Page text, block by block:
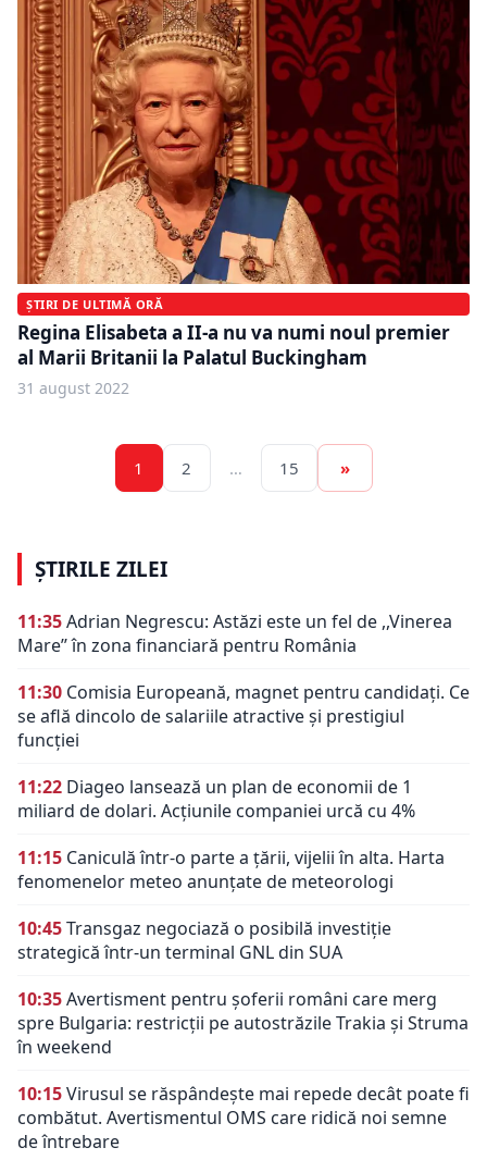
ȘTIRI DE ULTIMĂ ORĂ
Regina Elisabeta a II-a nu va numi noul premier
al Marii Britanii la Palatul Buckingham
31 august 2022
1 2 … 15 »
ȘTIRILE ZILEI
11:35Adrian Negrescu: Astăzi este un fel de ,,Vinerea
Mare’’ în zona financiară pentru România
11:30 Comisia Europeană, magnet pentru candidați. Ce
se află dincolo de salariile atractive și prestigiul
funcției
11:22 Diageo lansează un plan de economii de 1
miliard de dolari. Acțiunile companiei urcă cu 4%
11:15 Caniculă într-o parte a țării, vijelii în alta. Harta
fenomenelor meteo anunțate de meteorologi
10:45Transgaz negociază o posibilă investiție
strategică într-un terminal GNL din SUA
10:35Avertisment pentru șoferii români care merg
spre Bulgaria: restricții pe autostrăzile Trakia și Struma
în weekend
10:15Virusul se răspândește mai repede decât poate fi
combătut. Avertismentul OMS care ridică noi semne
de întrebare